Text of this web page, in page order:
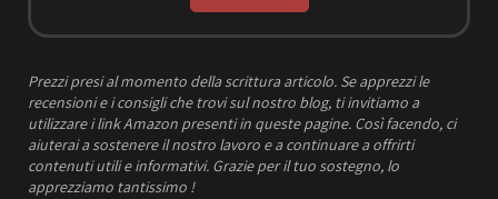
Prezzi presi al momento della scrittura articolo. Se apprezzi le
recensioni e i consigli che trovi sul nostro blog, ti invitiamo a
utilizzare i link Amazon presenti in queste pagine. Così facendo, ci
aiuterai a sostenere il nostro lavoro e a continuare a offrirti
contenuti utili e informativi. Grazie per il tuo sostegno, lo
apprezziamo tantissimo !